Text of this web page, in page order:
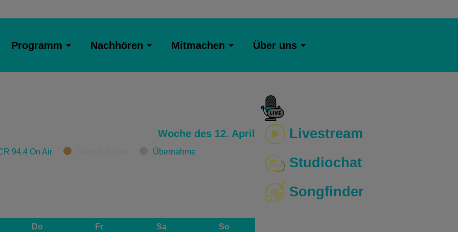
Programm Nachhören Mitmachen Über uns
Woche des 12. April
94.4 On Air Übernahme
Do Fr Sa So
Livestream
Studiochat
Songfinder